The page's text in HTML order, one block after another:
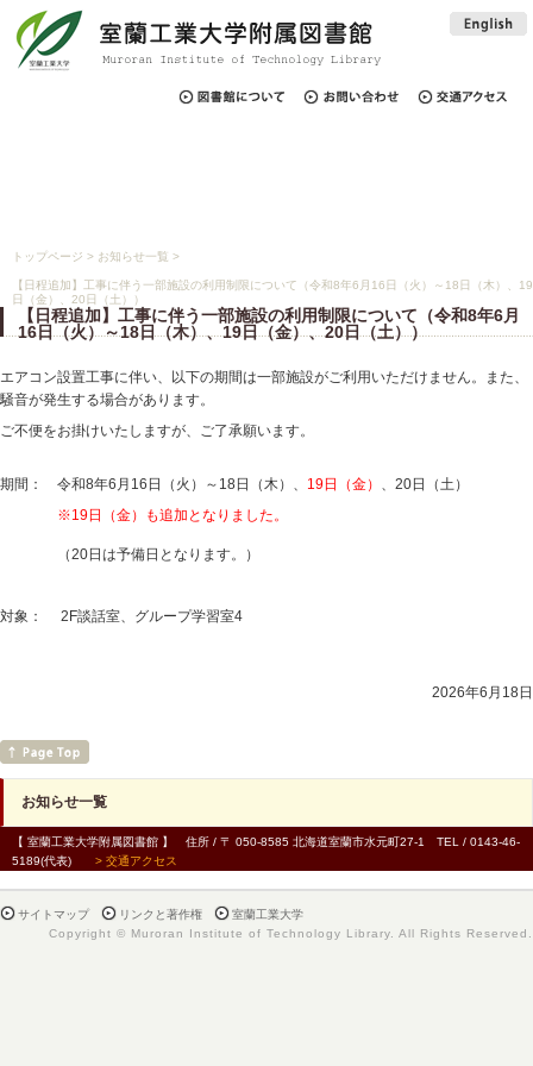
トップページ > お知らせ一覧 >
【日程追加】工事に伴う一部施設の利用制限について（令和8年6月16日（火）～18日（木）、19
日（金）、20日（土））
お知らせ一覧
【日程追加】工事に伴う一部施設の利用制限について（令和8年6月
16日（火）～18日（木）、19日（金）、20日（土））
エアコン設置工事に伴い、以下の期間は一部施設がご利用いただけません。また、
騒音が発生する場合があります。
ご不便をお掛けいたしますが、ご了承願います。
期間： 令和8年6月16日（火）～18日（木）、 19日（金） 、20日（土）
※19日（金）も追加となりました。
（20日は予備日となります。）
対象： 2F談話室、グループ学習室4
2026年6月18日
【 室蘭工業大学附属図書館 】 住所 / 〒 050-8585 北海道室蘭市水元町27-1 TEL / 0143-46-
5189(代表) > 交通アクセス
サイトマップ リンクと著作権
室蘭工業大学
Copyright © Muroran Institute of Technology Library. All Rights Reserved.